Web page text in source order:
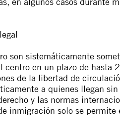
son sistemáticamente
en un plazo de hasta
de la libertad de
a quienes llegan
y las normas
inmigración solo se permite